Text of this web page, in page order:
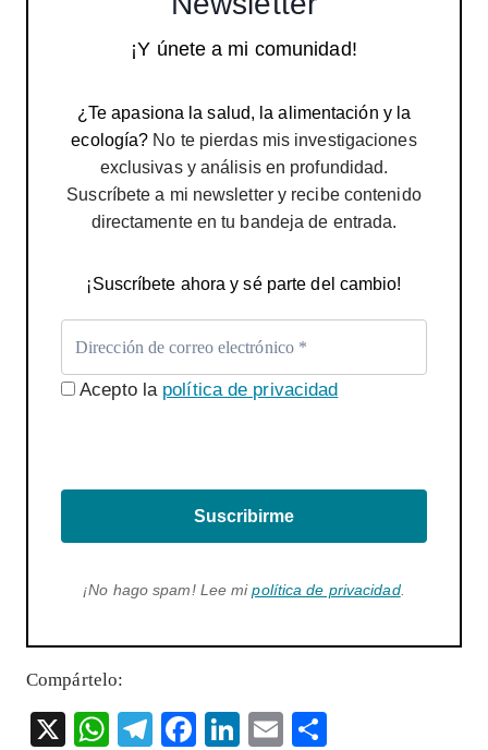
¡Y únete a mi comunidad!
¿Te apasiona la salud, la alimentación y la
ecología? No te pierdas mis investigaciones
exclusivas y análisis en profundidad.
Suscríbete a mi newsletter y recibe contenido
directamente en tu bandeja de entrada.
¡Suscríbete ahora y sé parte del cambio!
Acepto la política de privacidad
Suscribirme
¡No hago spam! Lee mipolítica de privacidad.
Compártelo:
X
W T
F
Li E